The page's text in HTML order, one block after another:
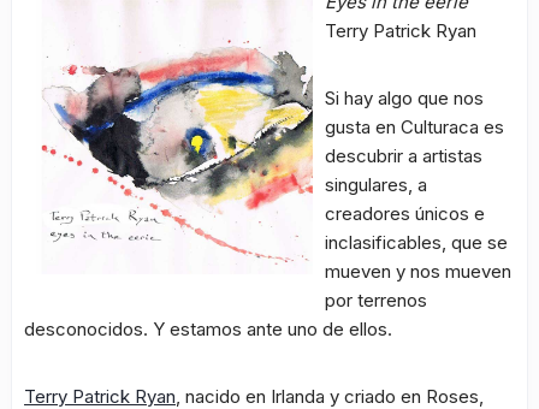
Terry Patrick Ryan
Si hay algo que nos
gusta en Culturaca es
descubrir a artistas
singulares, a
creadores únicos e
inclasificables, que se
mueven y nos mueven
por terrenos
desconocidos. Y estamos ante uno de ellos.
Terry Patrick Ryan, nacido en Irlanda y criado en Roses,